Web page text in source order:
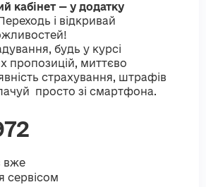
кабінет — у додатку
і відкривай
будь у курсі
пропозицій, миттєво
страхування, штрафів
просто зі смартфона.
вже
сервісом